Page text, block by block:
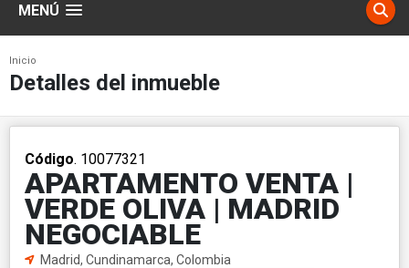
MENÚ
Inicio
Detalles del inmueble
Código. 10077321
APARTAMENTO VENTA |
VERDE OLIVA | MADRID
NEGOCIABLE
Madrid, Cundinamarca, Colombia